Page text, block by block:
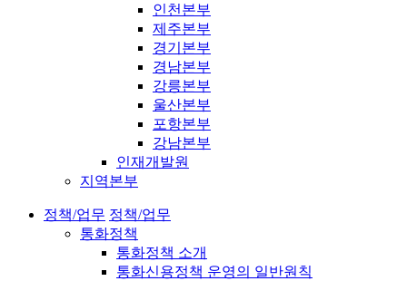
인천본부
제주본부
경기본부
경남본부
강릉본부
울산본부
포항본부
강남본부
인재개발원
지역본부
정책/업무 정책/업무
통화정책
통화정책 소개
통화신용정책 운영의 일반원칙